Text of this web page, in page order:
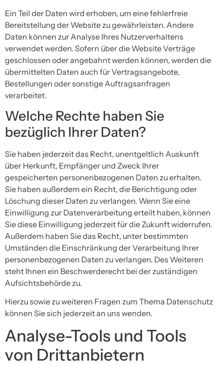
Ein Teil der Daten wird erhoben, um eine fehlerfreie
Bereitstellung der Website zu gewährleisten. Andere
Daten können zur Analyse Ihres Nutzerverhaltens
verwendet werden. Sofern über die Website Verträge
geschlossen oder angebahnt werden können, werden die
übermittelten Daten auch für Vertragsangebote,
Bestellungen oder sonstige Auftragsanfragen
verarbeitet.
Welche Rechte haben Sie
bezüglich Ihrer Daten?
Sie haben jederzeit das Recht, unentgeltlich Auskunft
über Herkunft, Empfänger und Zweck Ihrer
gespeicherten personenbezogenen Daten zu erhalten.
Sie haben außerdem ein Recht, die Berichtigung oder
Löschung dieser Daten zu verlangen. Wenn Sie eine
Einwilligung zur Datenverarbeitung erteilt haben, können
Sie diese Einwilligung jederzeit für die Zukunft widerrufen.
Außerdem haben Sie das Recht, unter bestimmten
Umständen die Einschränkung der Verarbeitung Ihrer
personenbezogenen Daten zu verlangen. Des Weiteren
steht Ihnen ein Beschwerderecht bei der zuständigen
Aufsichtsbehörde zu.
Hierzu sowie zu weiteren Fragen zum Thema Datenschutz
können Sie sich jederzeit an uns wenden.
Analyse-Tools und Tools
von Dritt­anbietern